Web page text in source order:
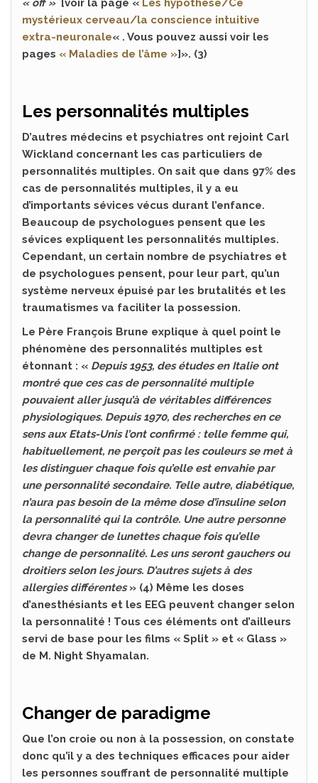
« off » [voir la page « Les hypothèse/Ce
mystérieux cerveau/la conscience intuitive
extra-neuronale« . Vous pouvez aussi voir les
pages « Maladies de l’âme »]». (3)
Les personnalités multiples
D’autres médecins et psychiatres ont rejoint Carl
Wickland concernant les cas particuliers de
personnalités multiples. On sait que dans 97% des
cas de personnalités multiples, il y a eu
d’importants sévices vécus durant l’enfance.
Beaucoup de psychologues pensent que les
sévices expliquent les personnalités multiples.
Cependant, un certain nombre de psychiatres et
de psychologues pensent, pour leur part, qu’un
système nerveux épuisé par les brutalités et les
traumatismes va faciliter la possession.
Le Père François Brune explique à quel point le
phénomène des personnalités multiples est
étonnant : « Depuis 1953, des études en Italie ont
montré que ces cas de personnalité multiple
pouvaient aller jusqu’à de véritables différences
physiologiques. Depuis 1970, des recherches en ce
sens aux Etats-Unis l’ont confirmé : telle femme qui,
habituellement, ne perçoit pas les couleurs se met à
les distinguer chaque fois qu’elle est envahie par
une personnalité secondaire. Telle autre, diabétique,
n’aura pas besoin de la même dose d’insuline selon
la personnalité qui la contrôle. Une autre personne
devra changer de lunettes chaque fois qu’elle
change de personnalité. Les uns seront gauchers ou
droitiers selon les jours. D’autres sujets à des
allergies différentes» (4) Même les doses
d’anesthésiants et les EEG peuvent changer selon
la personnalité ! Tous ces éléments ont d’ailleurs
servi de base pour les films « Split » et « Glass »
de M. Night Shyamalan.
Changer de paradigme
Que l’on croie ou non à la possession, on constate
donc qu’il y a des techniques efficaces pour aider
les personnes souffrant de personnalité multiple